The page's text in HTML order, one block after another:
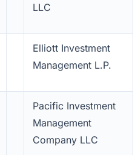
LLC
Elliott Investment
Management L.P.
Pacific Investment
Management
Company LLC